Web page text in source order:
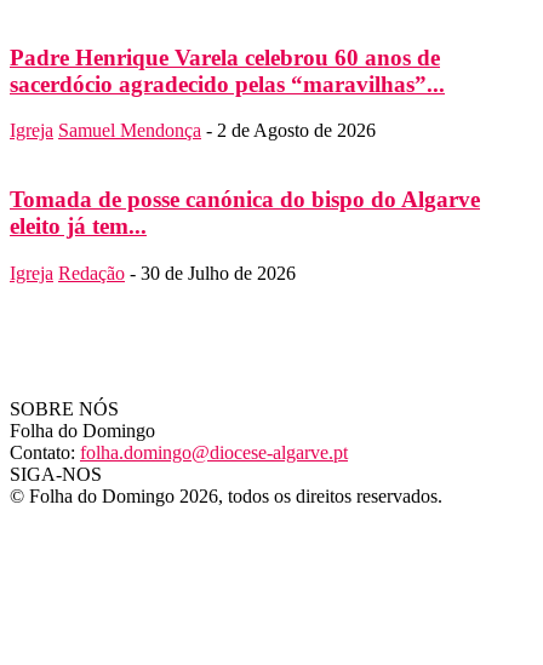
Padre Henrique Varela celebrou 60 anos de
sacerdócio agradecido pelas “maravilhas”...
Igreja Samuel Mendonça - 2 de Agosto de 2026
Tomada de posse canónica do bispo do Algarve
eleito já tem...
Igreja Redação - 30 de Julho de 2026
SOBRE NÓS
Folha do Domingo
Contato: folha.domingo@diocese-algarve.pt
SIGA-NOS
© Folha do Domingo 2026, todos os direitos reservados.